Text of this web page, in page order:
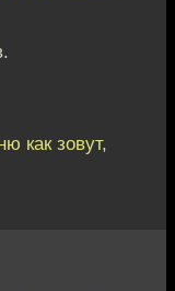
как зовут,